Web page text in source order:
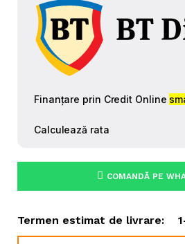
COMANDĂ PE
Termen estimat de livrare: